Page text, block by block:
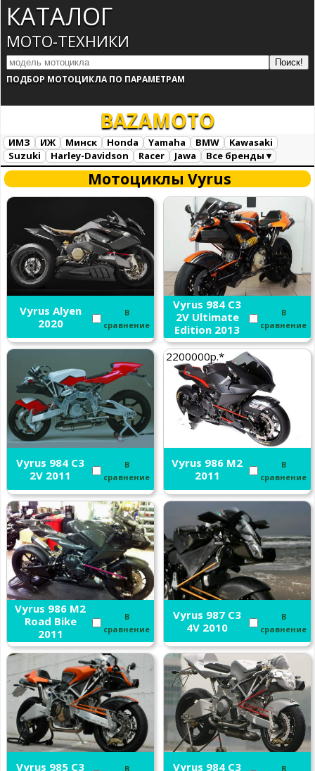
КАТАЛОГ
МОТО-ТЕХНИКИ
ПОДБОР МОТОЦИКЛА ПО ПАРАМЕТРАМ
BAZAMOTO
ИМЗ ИЖ Минск Honda Yamaha BMW
Kawasaki
Suzuki
Harley-Davidson Racer Jawa
Все бренды ▾
Все марки
Загрузка...Мотоциклы Vyrus
Vyrus Alyen
2020
В
сравнение
Vyrus 984 C3
2V Ultimate
Edition 2013
В
сравнение
Vyrus 984 C3
2V 2011
В
сравнение
2200000р.*
Vyrus 986 M2
2011
В
сравнение
Vyrus 986 M2
Road Bike
2011
В
сравнение
Vyrus 987 C3
4V 2010
В
сравнение
Vyrus 985 C3
В
Vyrus 984 C3
В